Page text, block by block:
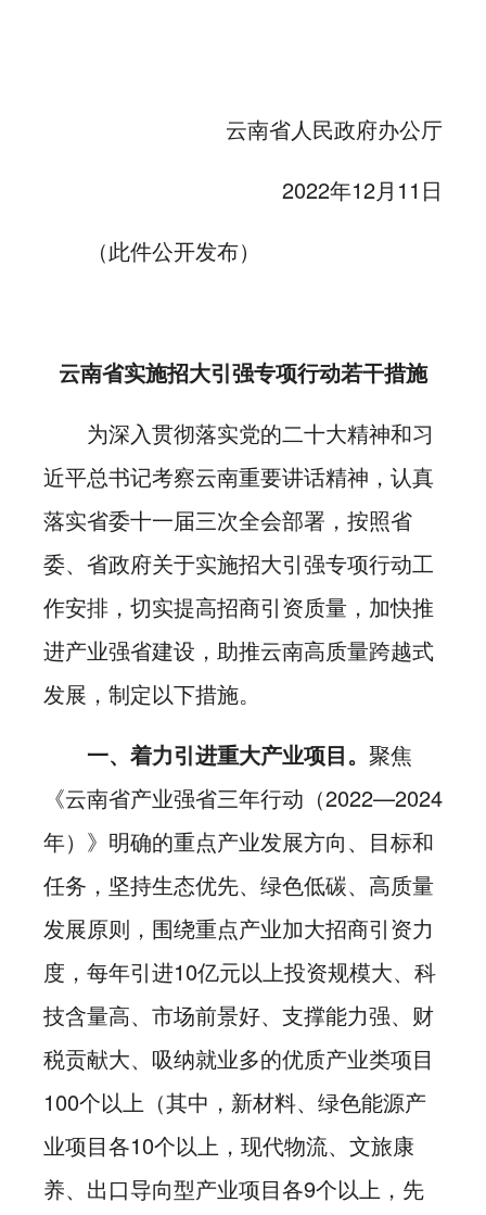
云南省人民政府办公厅
2022年12月11日
（此件公开发布）
云南省实施招大引强专项行动若干措施
为深入贯彻落实党的二十大精神和习
近平总书记考察云南重要讲话精神，认真
落实省委十一届三次全会部署，按照省
委、省政府关于实施招大引强专项行动工
作安排，切实提高招商引资质量，加快推
进产业强省建设，助推云南高质量跨越式
发展，制定以下措施。
一、着力引进重大产业项目。 聚焦
《云南省产业强省三年行动（2022—2024
年）》明确的重点产业发展方向、目标和
任务，坚持生态优先、绿色低碳、高质量
发展原则，围绕重点产业加大招商引资力
度，每年引进10亿元以上投资规模大、科
技含量高、市场前景好、支撑能力强、财
税贡献大、吸纳就业多的优质产业类项目
100个以上（其中，新材料、绿色能源产
业项目各10个以上，现代物流、文旅康
养、出口导向型产业项目各9个以上，先